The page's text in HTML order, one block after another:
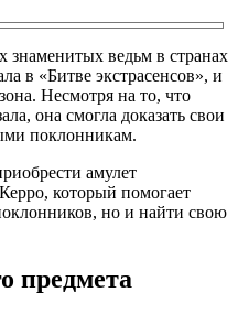
ведьм в странах
в «Битве экстрасенсов», и
Несмотря на то, что
она смогла доказать свои
поклонникам.
амулет
который помогает
но и найти свою
предмета